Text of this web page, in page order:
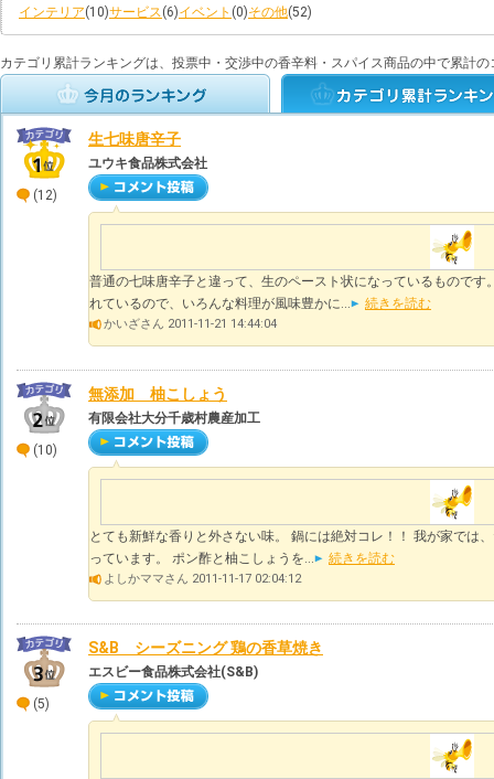
インテリア(10)サービス(6)イベント (0)その他(52)
カテゴリ累計ランキングは、投票中・交渉中の香辛料・スパイス商品の中で累計
(12)
生七味唐辛子
ユウキ食品株式会社
普通の七味唐辛子と違って、生のペースト状になっているもので
れているので、いろんな料理が風味豊かに...
続きを読む
かいざさん 2011-11-21 14:44:04
(10)
無添加 柚こしょう
有限会社大分千歳村農産加工
とても新鮮な香りと外さない味。 鍋には絶対コレ！！ 我が家では
っています。 ポン酢と柚こしょうを...
続きを読む
よしかママさん 2011-11-17 02:04:12
(5)
S&B シーズニング 鶏の香草焼き
エスビー食品株式会社(S&B)